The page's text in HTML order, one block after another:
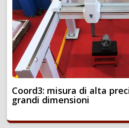
Coord3: misura di alta
grandi dimensioni